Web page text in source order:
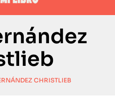
CHRISTLIEB